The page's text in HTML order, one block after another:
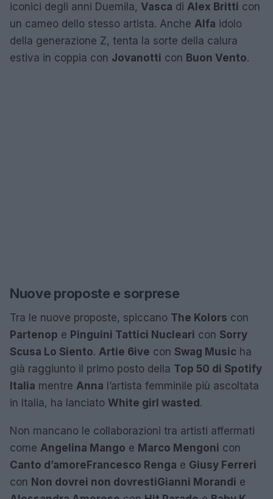
iconici degli anni Duemila, Vasca di Alex Britti con
un cameo dello stesso artista. Anche Alfa idolo
della generazione Z, tenta la sorte della calura
estiva in coppia con Jovanotti con Buon Vento.
Nuove proposte e sorprese
Tra le nuove proposte, spiccano The Kolors con
Partenop e Pinguini Tattici Nucleari con Sorry
Scusa Lo Siento. Artie 6ive con Swag Music ha
già raggiunto il primo posto della Top 50 di Spotify
Italia mentre Anna l’artista femminile più ascoltata
in Italia, ha lanciato White girl wasted .
Non mancano le collaborazioni tra artisti affermati
come Angelina Mango e Marco Mengoni con
Canto d’amore Francesco Renga e Giusy Ferreri
con Non dovrei non dovrestiGianni Morandi e